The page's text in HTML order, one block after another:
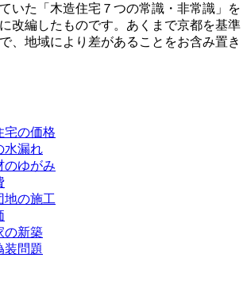
た「木造住宅７つの常識・非常識」を
改編したものです。あくまで京都を基準
、地域により差があることをお含み置き
宅の価格
水漏れ
のゆがみ
地の施工
の新築
装問題